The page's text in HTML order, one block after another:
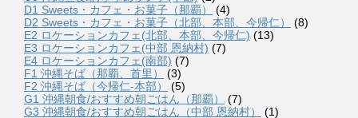
D1 Sweets・カフェ・お菓子（那覇）
(4)
D2 Sweets・カフェ・お菓子（北部、本部、今帰仁）
(8)
E2 ロケーションカフェ(北部、本部、今帰仁) (13)
E3 ロケーションカフェ(中部 恩納村) (7)
E4 ロケーションカフェ(南部) (7)
F1 沖縄そば（那覇、首里）
(3)
F2 沖縄そば（今帰仁-本部）
(5)
G1 沖縄朝食/おすすめ朝ごはん（那覇）
(7)
G3 沖縄朝食/おすすめ朝ごはん（中部 恩納村）
(1)